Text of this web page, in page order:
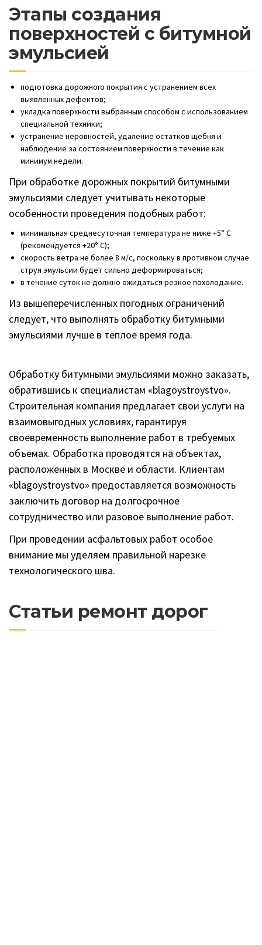
Этапы создания
поверхностей с битумной
эмульсией
подготовка дорожного покрытия с устранением всех
выявленных дефектов;
укладка поверхности выбранным способом с использованием
специальной техники;
устранение неровностей, удаление остатков щебня и
наблюдение за состоянием поверхности в течение как
минимум недели.
При обработке дорожных покрытий битумными
эмульсиями следует учитывать некоторые
особенности проведения подобных работ:
минимальная среднесуточная температура не ниже +5° С
(рекомендуется +20° С);
скорость ветра не более 8 м/с, поскольку в противном случае
струя эмульсии будет сильно деформироваться;
в течение суток не должно ожидаться резкое похолодание.
Из вышеперечисленных погодных ограничений
следует, что выполнять обработку битумными
эмульсиями лучше в теплое время года.
Обработку битумными эмульсиями можно заказать,
обратившись к специалистам «blagoystroystvo».
Строительная компания предлагает свои услуги на
взаимовыгодных условиях, гарантируя
своевременность выполнение работ в требуемых
объемах. Обработка проводятся на объектах,
расположенных в Москве и области. Клиентам
«blagoystroystvo» предоставляется возможность
заключить договор на долгосрочное
сотрудничество или разовое выполнение работ.
При проведении асфальтовых работ особое
внимание мы уделяем правильной нарезке
технологического шва.
Статьи ремонт дорог